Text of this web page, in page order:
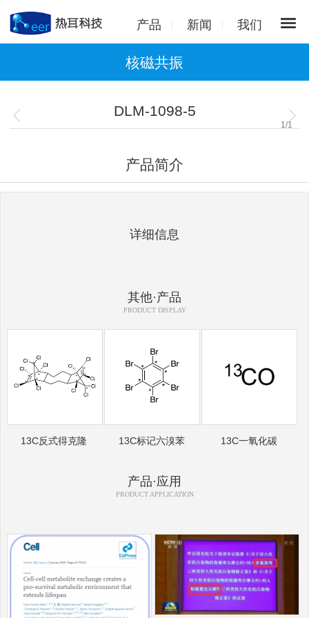
产品 新闻 我们
核磁共振
DLM-1098-5
1 /1
产品简介
详细信息
其他·产品
PRODUCT DISPLAY
13C反式得克隆 13C标记六溴苯 13C一氧化碳
产品·应用
PRODUCT APPLICATION